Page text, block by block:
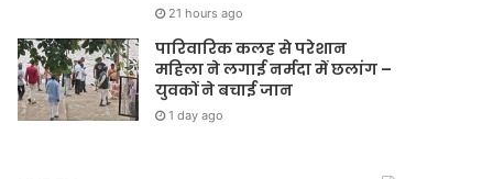
21 hours ago
पारिवारिक कलह से परेशान
महिला ने लगाई नर्मदा में छलांग –
युवकों ने बचाई जान
1 day ago